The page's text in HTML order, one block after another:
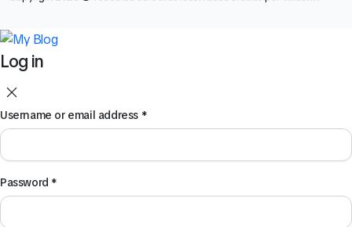
Log in
Username or email address *
Password *